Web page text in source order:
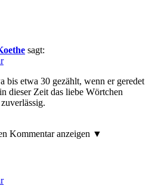
sagt:
bis etwa 30 gezählt, wenn er geredet
dieser Zeit das liebe Wörtchen
Kommentar anzeigen ▼